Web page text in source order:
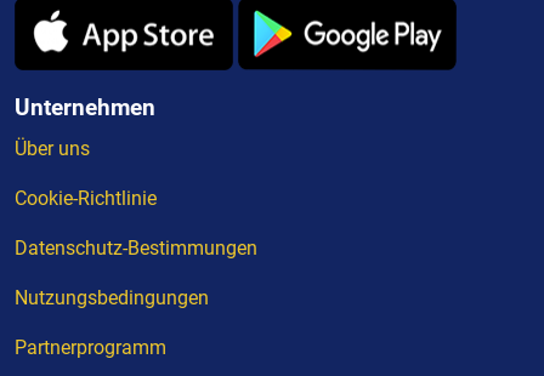
Unternehmen
Über uns
Cookie-Richtlinie
Datenschutz-Bestimmungen
Nutzungsbedingungen
Partnerprogramm